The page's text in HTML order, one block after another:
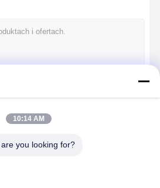
10:14 AM
you looking for?